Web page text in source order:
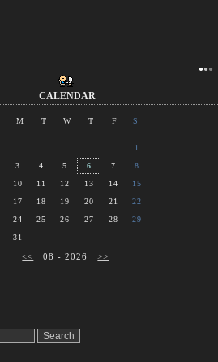
●●●
CALENDAR
M T W T F S
1
3 4 5 6 7
8
10 11 12 13 14
15
17 18 19 20 21
22
24 25 26 27 28
29
31
<< 08 - 2026>>